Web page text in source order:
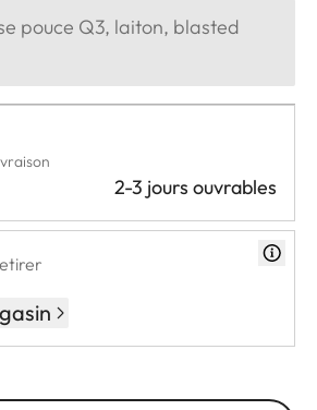
pouce Q3, laiton, blasted
2-3 jours ouvrables